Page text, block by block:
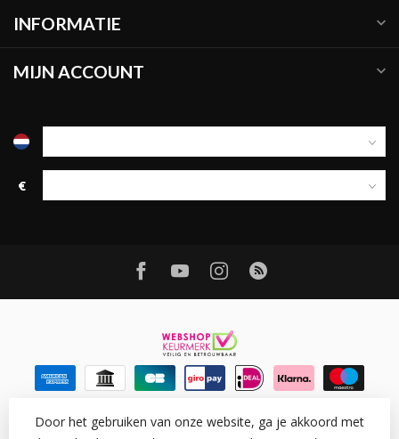
INFORMATIE
MIJN ACCOUNT
€
Door het gebruiken van onze website, ga je akkoord met